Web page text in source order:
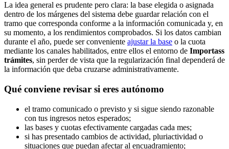
La idea general es prudente pero clara: la base elegida o asignada
dentro de los márgenes del sistema debe guardar relación con el
tramo que corresponda conforme a la información comunicada y, en
su momento, a los rendimientos comprobados. Si los datos cambian
durante el año, puede ser conveniente ajustar la base o la cuota
mediante los canales habilitados, entre ellos el entorno de Importass
trámites, sin perder de vista que la regularización final dependerá de
la información que deba cruzarse administrativamente.
Qué conviene revisar si eres autónomo
el tramo comunicado o previsto y si sigue siendo razonable
con tus ingresos netos esperados;
las bases y cuotas efectivamente cargadas cada mes;
si has presentado cambios de actividad, pluriactividad o
situaciones que puedan afectar al encuadramiento;